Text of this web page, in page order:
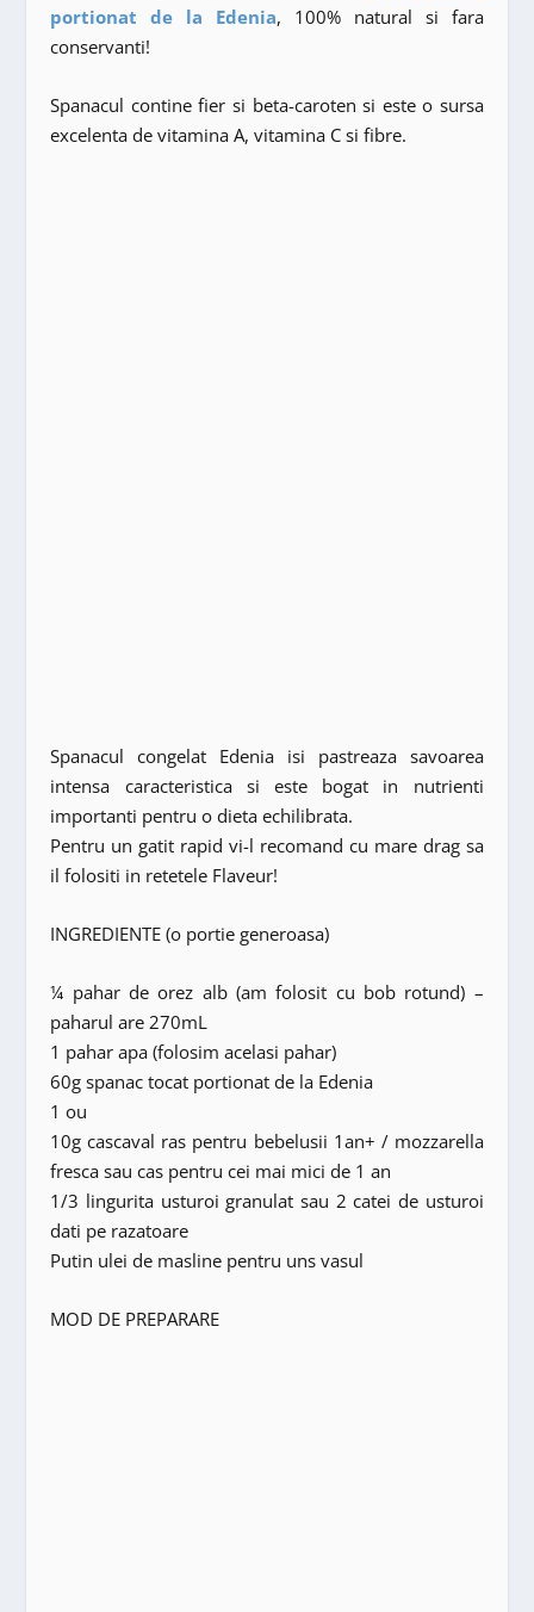
portionat de la Edenia, 100% natural si fara
conservanti!
Spanacul contine fier si beta-caroten si este o sursa
excelenta de vitamina A, vitamina C si fibre.
Spanacul congelat Edenia isi pastreaza savoarea
intensa caracteristica si este bogat in nutrienti
importanti pentru o dieta echilibrata.
Pentru un gatit rapid vi-l recomand cu mare drag sa
il folositi in retetele Flaveur!
INGREDIENTE (o portie generoasa)
¼ pahar de orez alb (am folosit cu bob rotund) –
paharul are 270mL
1 pahar apa (folosim acelasi pahar)
60g spanac tocat portionat de la Edenia
1 ou
10g cascaval ras pentru bebelusii 1an+ / mozzarella
fresca sau cas pentru cei mai mici de 1 an
1/3 lingurita usturoi granulat sau 2 catei de usturoi
dati pe razatoare
Putin ulei de masline pentru uns vasul
MOD DE PREPARARE